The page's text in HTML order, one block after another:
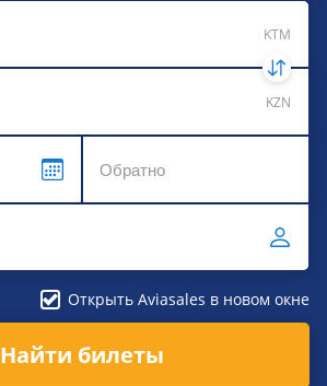
KTM
KZN
Открыть Aviasales в новом окне
Найти билеты